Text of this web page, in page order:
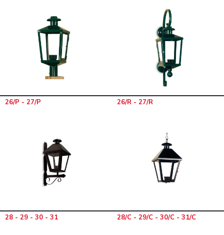
26/P - 27/P 26/R - 27/R
28 - 29 - 30 - 31 28/C - 29/C - 30/C - 31/C